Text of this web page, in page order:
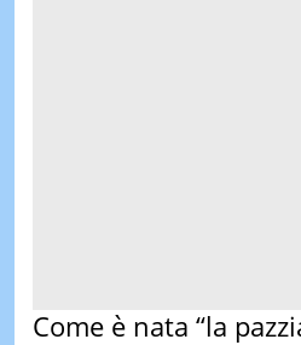
Come è nata “la